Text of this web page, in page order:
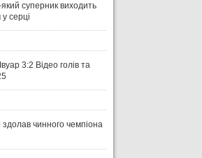
суперник виходить
серці
3:2 Відео голів та
здолав чинного чемпіона